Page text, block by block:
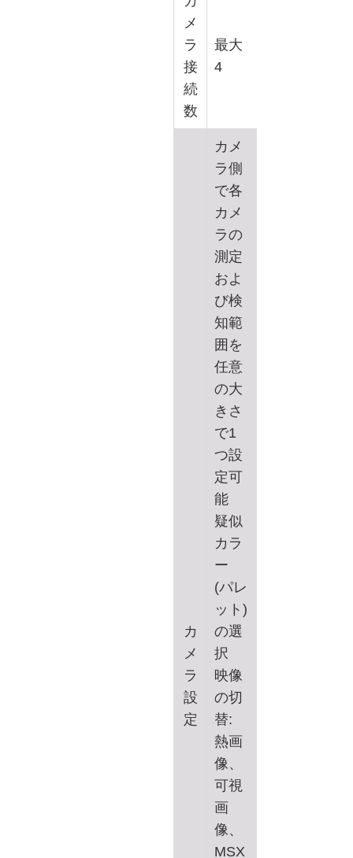
メ
ラ
接
続
数
最大
4
カ
メ
ラ
設
定
カメ
ラ側
で各
カメ
ラの
測定
およ
び検
知範
囲を
任意
の大
きさ
で1
つ設
定可
能
疑似
カラ
ー
(パレ
ット)
の選
択
映像
の切
替:
熱画
像、
可視
画
像、
MSX